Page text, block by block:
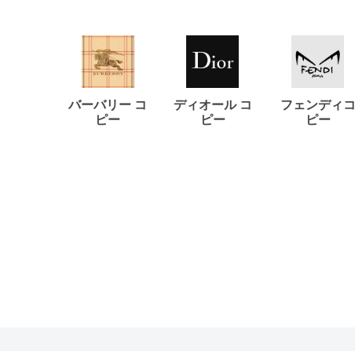
バーバリー コ
ピー
ディオール コ
ピー
フェンディコ
ピー